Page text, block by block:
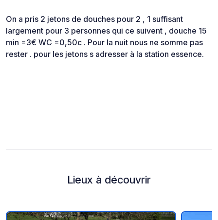
On a pris 2 jetons de douches pour 2 , 1 suffisant
largement pour 3 personnes qui ce suivent , douche 15
min =3€ WC =0,50c . Pour la nuit nous ne somme pas
rester . pour les jetons s adresser à la station essence.
Lieux à découvrir